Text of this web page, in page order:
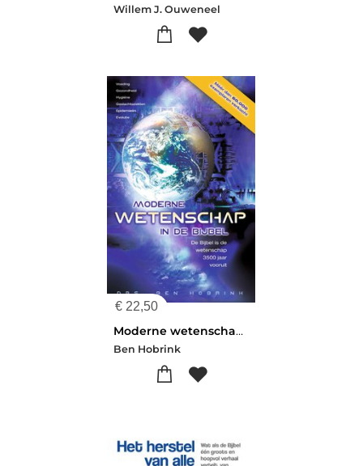
Willem J. Ouweneel
€ 22,50
Moderne wetenschap in de Bijbel
Ben Hobrink